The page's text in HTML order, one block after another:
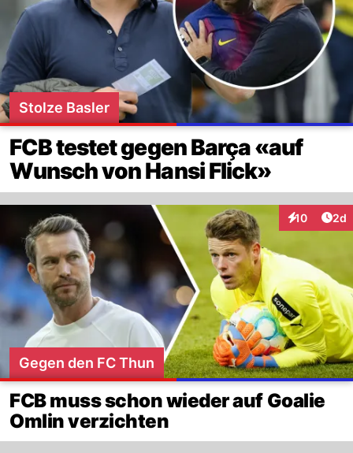
Stolze Basler
FCB testet gegen Barça «auf
Wunsch von Hansi Flick»
10
Interaktionen
2d
Gegen den FC Thun
FCB muss schon wieder auf Goalie
Omlin verzichten